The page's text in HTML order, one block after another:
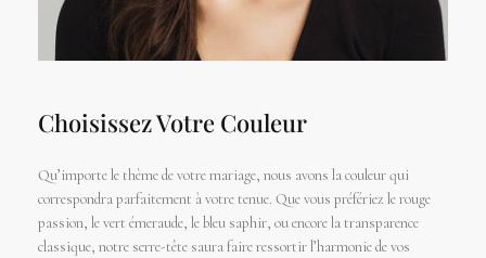
Choisissez Votre Couleur
Qu’importe le thème de votre mariage, nous avons la couleur qui
correspondra parfaitement à votre tenue. Que vous préfériez le rouge
passion, le vert émeraude, le bleu saphir, ou encore la transparence
classique, notre serre-tête saura faire ressortir l’harmonie de vos